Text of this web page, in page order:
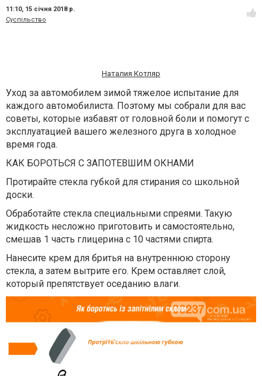
11:10, 15 січня 2018 р.
Суспільство
Наталия Котляр
Уход за автомобилем зимой тяжелое испытание для
каждого автомобилиста. Поэтому мы собрали для вас
советы, которые избавят от головной боли и помогут с
эксплуатацией вашего железного друга в холодное
время года.
КАК БОРОТЬСЯ С ЗАПОТЕВШИМ ОКНАМИ
Протирайте стекла губкой для стирания со школьной
доски.
Обработайте стекла специальными спреями. Такую
жидкость несложно приготовить и самостоятельно,
смешав 1 часть глицерина с 10 частями спирта.
Нанесите крем для бритья на внутреннюю сторону
стекла, а затем вытрите его. Крем оставляет слой,
который препятствует оседанию влаги.